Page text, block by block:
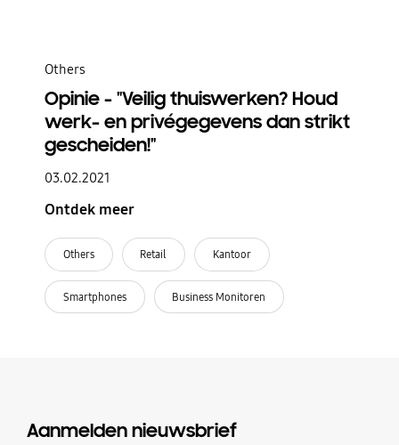
Others
Opinie - "Veilig thuiswerken? Houd
werk- en privégegevens dan strikt
gescheiden!"
03.02.2021
Ontdek meer
Others Retail Kantoor
Smartphones Business Monitoren
Aanmelden nieuwsbrief